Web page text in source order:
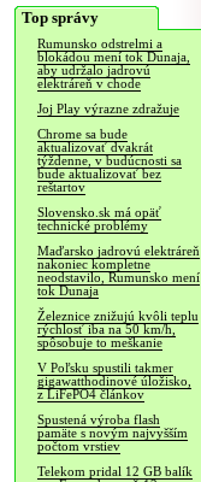
Top správy
Rumunsko odstrelmi a
blokádou mení tok Dunaja,
aby udržalo jadrovú
elektráreň v chode
Joj Play výrazne zdražuje
Chrome sa bude
aktualizovať dvakrát
týždenne, v budúcnosti sa
bude aktualizovať bez
reštartov
Slovensko.sk má opäť
technické problémy
Maďarsko jadrovú elektráreň
nakoniec kompletne
neodstavilo, Rumunsko mení
tok Dunaja
Železnice znižujú kvôli teplu
rýchlosť iba na 50 km/h,
spôsobuje to meškanie
V Poľsku spustili takmer
gigawatthodinové úložisko,
z LiFePO4 článkov
Spustená výroba flash
pamäte s novým najvyšším
počtom vrstiev
Telekom pridal 12 GB balík